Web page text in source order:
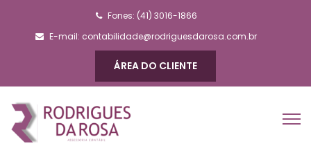
Fones: (41) 3016-1866
E-mail: contabilidade@rodriguesdarosa.com.br
ÁREA DO CLIENTE